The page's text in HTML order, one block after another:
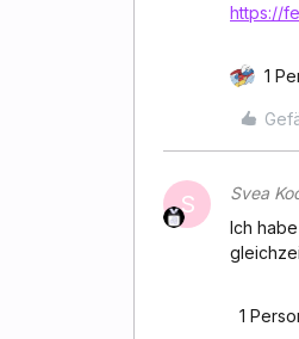
https://
1
S Svea
Ich
1